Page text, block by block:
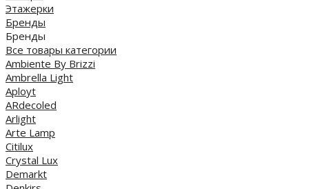
Этажерки
Бренды
Бренды
Все товары категории
Ambiente By Brizzi
Ambrella Light
Aployt
ARdecoled
Arlight
Arte Lamp
Citilux
Crystal Lux
Demarkt